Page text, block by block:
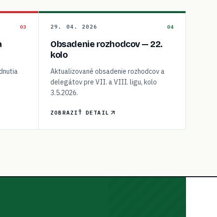
03 29. 04. 2026 04
Obsadenie rozhodcov — 22.
kolo
Aktualizované obsadenie rozhodcov a
delegátov pre VII. a VIII. ligu, kolo
3.5.2026.
ZOBRAZIŤ DETAIL